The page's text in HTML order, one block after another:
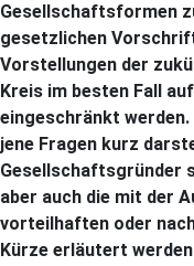
Gesellschaftsformen
gesetzlichen
Vorstellungen der
Kreis im besten Fall
eingeschränkt
jene Fragen kurz
Gesellschaftsgründer
aber auch die mit der
vorteilhaften oder
Kürze erläutert